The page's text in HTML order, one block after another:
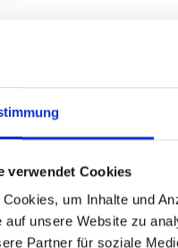
verwendet Cookies
um Inhalte und
auf unsere Website zu
Partner für soziale
Beschreibung